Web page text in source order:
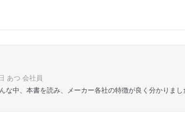
あつ 会社員
な中、本書を読み、メーカー各社の特徴が良く分かりまし